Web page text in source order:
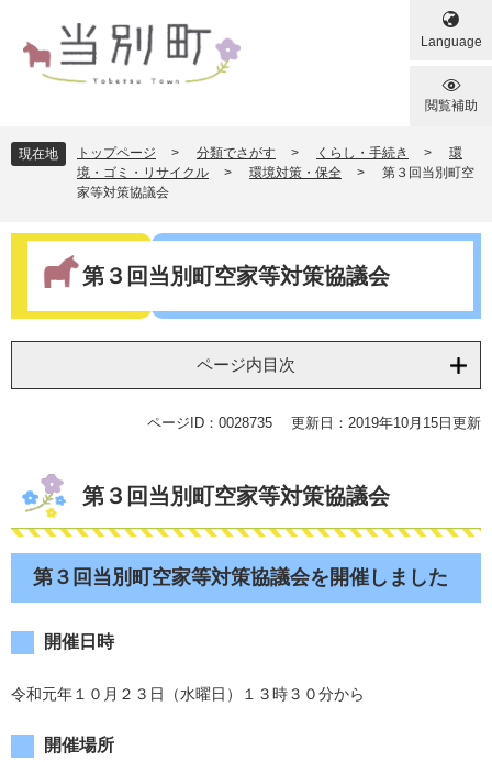
でば
Language
閲覧補助
現在地 トップページ > 分類でさがす > くらし・手続き >
環
境・ゴミ・リサイクル
> 環境対策・保全 >
第３回当別町空
家等対策協議会
第３回当別町空家等対策協議会
ページ内目次
ページID：0028735 更新日：2019年10月15日更新
第３回当別町空家等対策協議会
第３回当別町空家等対策協議会を開催しました
開催日時
令和元年１０月２３日（水曜日）１３時３０分から
開催場所